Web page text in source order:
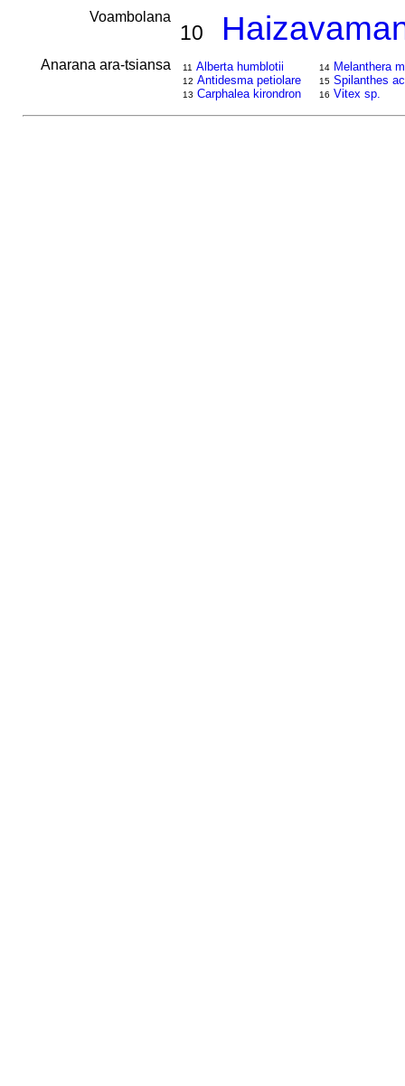
Voambolana
10
Anarana ara-tsiansa 11 Alberta humblotii
12 Antidesma petiolare
13 Carphalea kirondron
14 Melanthera
15 Spilanthes
16 Vitex sp.